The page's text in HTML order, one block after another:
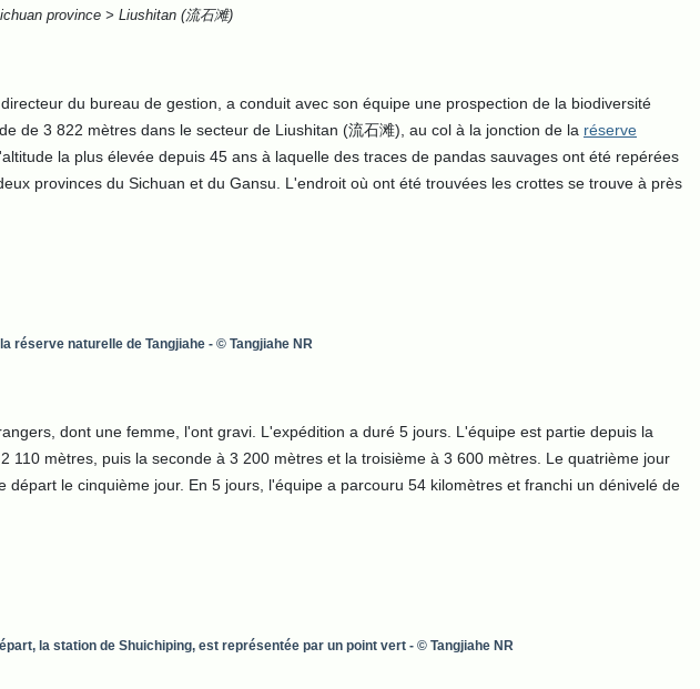
province > Liushitan (流石滩)
du bureau de gestion, a conduit avec son équipe une prospection de la biodiversité
de 3 822 mètres dans le secteur de Liushitan (流石滩), au col à la jonction de la réserve
la plus élevée depuis 45 ans à laquelle des traces de pandas sauvages ont été repérées
provinces du Sichuan et du Gansu. L'endroit où ont été trouvées les crottes se trouve à près
réserve naturelle de Tangjiahe - © Tangjiahe NR
dont une femme, l'ont gravi. L'expédition a duré 5 jours. L'équipe est partie depuis la
mètres, puis la seconde à 3 200 mètres et la troisième à 3 600 mètres. Le quatrième jour
le cinquième jour. En 5 jours, l'équipe a parcouru 54 kilomètres et franchi un dénivelé de
la station de Shuichiping, est représentée par un point vert - © Tangjiahe NR